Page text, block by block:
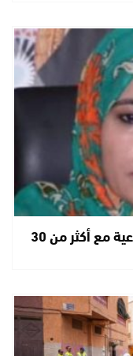
زلزال سياسي بالعيون… استقالة جماعية مع أكثر من 30